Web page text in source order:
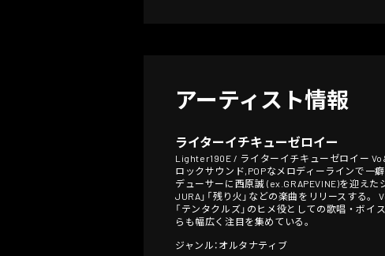
アーティスト情報
ライターイチキューゼロイー
Lighter190E / ライターイチキューゼロイー
ロックサウンド,POPなメロディーラインで一
デューサーに西原誠 (ex.GRAPEVINE)を迎えた
JURA」「残り火」などの楽曲をリリースする
「テンタクルズ」のヒメ役としての歌唱・ボ
らも幅広く注目を集めている。
ジャンル：オルタナティブ